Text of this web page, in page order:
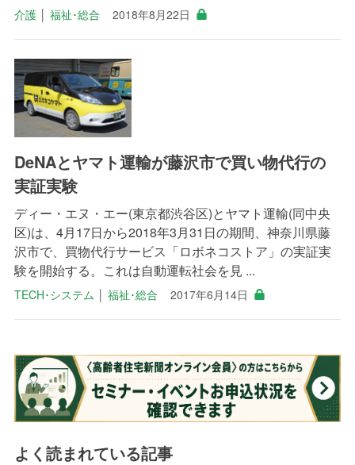
介護│ 福祉･総合 2018年8月22日
DeNAとヤマト運輸が藤沢市で買い物代行の
実証実験
ディー・エヌ・エー(東京都渋谷区)とヤマト運輸(同中央
区)は、4月17日から2018年3月31日の期間、神奈川県藤
沢市で、買物代行サービス「ロボネコストア」の実証実
験を開始する。これは自動運転社会を見 ...
TECH･システム │ 福祉･総合 2017年6月14日
よく読まれている記事